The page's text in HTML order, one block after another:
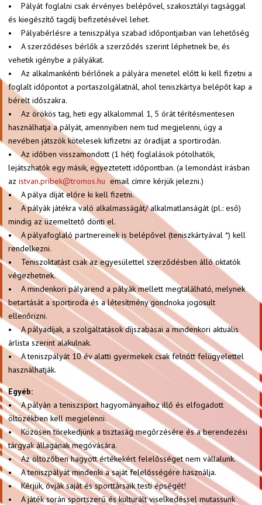
• Pályát foglalni csak érvényes belépővel, szakosztályi tagsággal
és kiegészítő tagdíj befizetésével lehet.
• Pályabérlésre a teniszpálya szabad időpontjaiban van lehetőség
• A szerződéses bérlők a szerződés szerint léphetnek be, és
vehetik igénybe a pályákat.
• Az alkalmankénti bérlőnek a pályára menetel előtt ki kell fizetni a
foglalt időpontot a portaszolgálatnál, ahol teniszkártya belépőt kap a
bérelt időszakra.
• Az örökös tag, heti egy alkalommal 1, 5 órát térítésmentesen
használhatja a pályát, amennyiben nem tud megjelenni, úgy a
nevében játszók kötelesek kifizetni az óradíjat a sportirodán.
• Az időben visszamondott (1 hét) foglalások pótolhatók,
lejátszhatók egy másik, egyeztetett időpontban. (a lemondást írásban
azistvan.pribek@tromos.hu email címre kérjük jelezni.)
• A pálya díját előre ki kell fizetni.
• A pályák játékra való alkalmasságát/ alkalmatlanságát (pl.: eső)
mindig az üzemeltető dönti el.
• A pályafoglaló partnereinek is belépővel (teniszkártyával *) kell
rendelkezni.
• Teniszoktatást csak az egyesülettel szerződésben álló oktatók
végezhetnek.
• A mindenkori pályarend a pályák mellett megtalálható, melynek
betartását a sportiroda és a létesítmény gondnoka jogosult
ellenőrizni.
• A pályadíjak, a szolgáltatások díjszabásai a mindenkori aktuális
árlista szerint alakulnak.
• A teniszpályát 10 év alatti gyermekek csak felnőtt felügyelettel
használhatják.
Egyéb:
• A pályán a teniszsport hagyományaihoz illő és elfogadott
öltözékben kell megjelenni.
• Közösen törekedjünk a tisztaság megőrzésére és a berendezési
tárgyak állagának megóvására.
• Az öltözőben hagyott értékekért felelősséget nem vállalunk.
• A teniszpályát mindenki a saját felelősségére használja.
• Kérjük, óvják saját és sporttársaik testi épségét!
• A játék során sportszerű és kulturált viselkedéssel mutassunk